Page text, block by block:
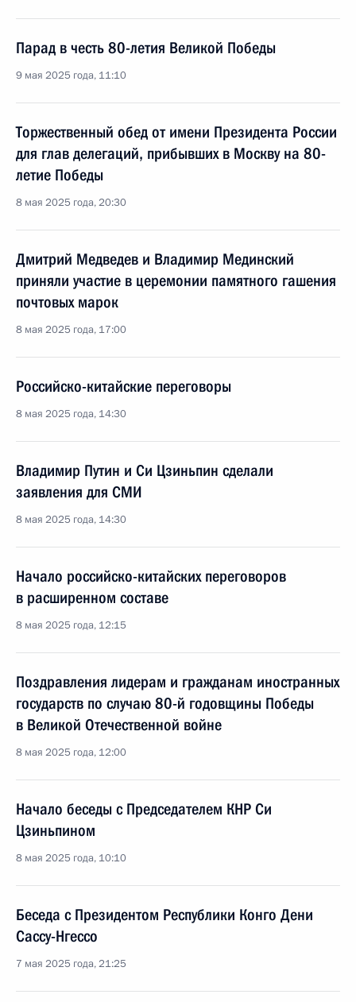
Парад в честь 80-летия Великой Победы
9 мая 2025 года, 11:10
Торжественный обед от имени Президента России
для глав делегаций, прибывших в Москву на 80-
летие Победы
8 мая 2025 года, 20:30
Дмитрий Медведев и Владимир Мединский
приняли участие в церемонии памятного гашения
почтовых марок
8 мая 2025 года, 17:00
Российско-китайские переговоры
8 мая 2025 года, 14:30
Владимир Путин и Си Цзиньпин сделали
заявления для СМИ
8 мая 2025 года, 14:30
Начало российско-китайских переговоров
в расширенном составе
8 мая 2025 года, 12:15
Поздравления лидерам и гражданам иностранных
государств по случаю 80-й годовщины Победы
в Великой Отечественной войне
8 мая 2025 года, 12:00
Начало беседы с Председателем КНР Си
Цзиньпином
8 мая 2025 года, 10:10
Беседа с Президентом Республики Конго Дени
Сассу-Нгессо
7 мая 2025 года, 21:25